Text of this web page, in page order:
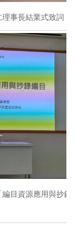
事長結業式致詞
目資源應用與抄錄